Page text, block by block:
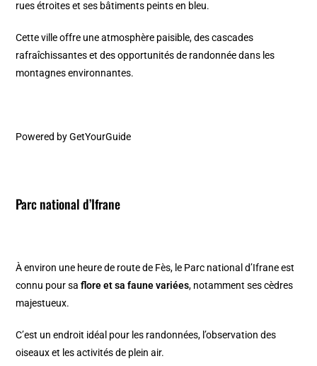
rues étroites et ses bâtiments peints en bleu.
Cette ville offre une atmosphère paisible, des cascades
rafraîchissantes et des opportunités de randonnée dans les
montagnes environnantes.
Powered byGetYourGuide
Parc national d’Ifrane
À environ une heure de route de Fès, le Parc national d’Ifrane est
connu pour saflore et sa faune variées, notamment ses cèdres
majestueux.
C’est un endroit idéal pour les randonnées, l’observation des
oiseaux et les activités de plein air.